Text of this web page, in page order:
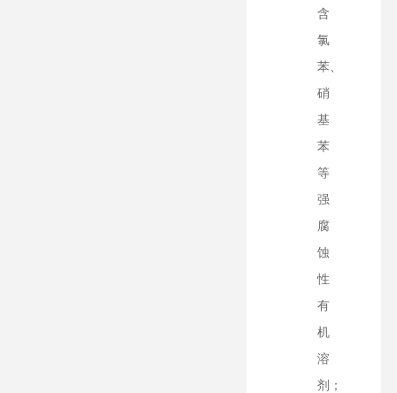
含
氯
苯、
硝
基
苯
等
强
腐
蚀
性
有
机
溶
剂；